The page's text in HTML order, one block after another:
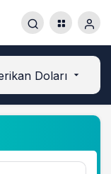
Doları